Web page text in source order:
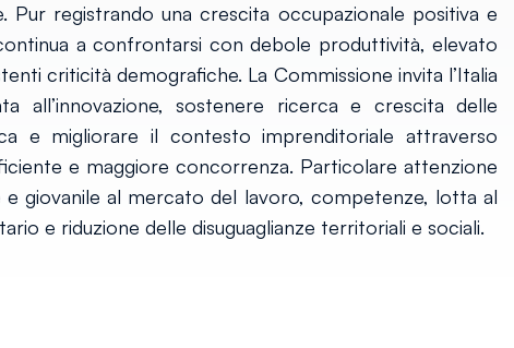
registrando una crescita occupazionale positiva e
a confrontarsi con debole produttività, elevato
criticità demografiche. La Commissione invita l’Italia
all’innovazione, sostenere ricerca e crescita delle
e migliorare il contesto imprenditoriale attraverso
e maggiore concorrenza. Particolare attenzione
giovanile al mercato del lavoro, competenze, lotta al
e riduzione delle disuguaglianze territoriali e sociali.